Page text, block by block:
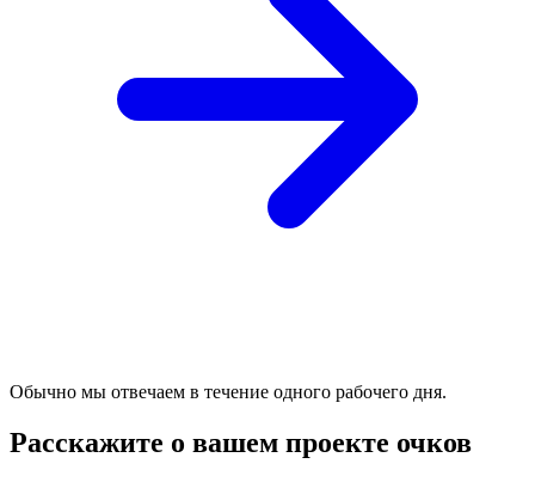
Обычно мы отвечаем в течение одного рабочего дня.
Расскажите о вашем проекте очков